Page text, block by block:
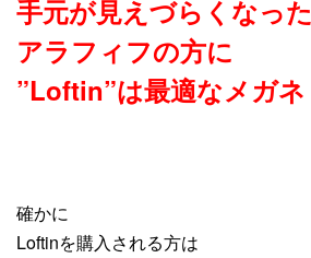
手元が見えづらくなった
アラフィフの方に
”Loftin”は最適なメガネ
確かに
Loftinを購入される方は